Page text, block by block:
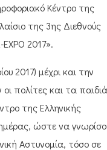
Κέντρο της
της 3ης Διεθνούς
2017».
2017) μέχρι και την
πολίτες και τα παιδιά
της Ελληνικής
ώστε να
Αστυνομία, τόσο σε